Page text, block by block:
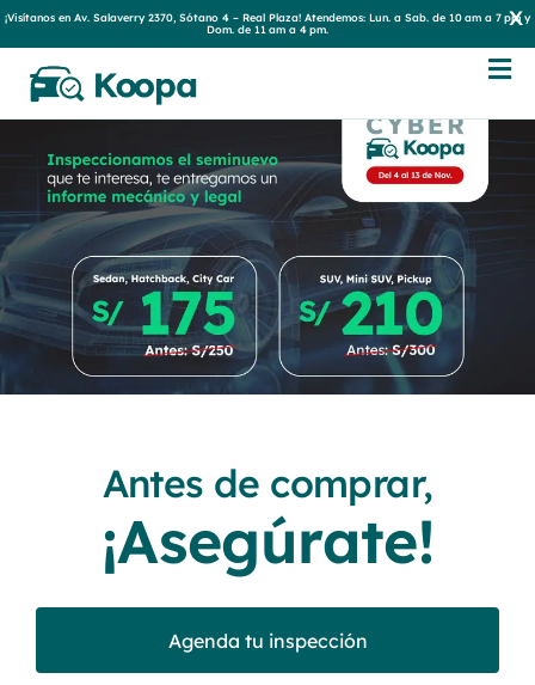
¡Visítanos en Av. Salaverry 2370, Sótano 4 – Real Plaza! Atendemos: Lun. a Sab. de 10 am a 7 pm y
Dom. de 11 am a 4 pm.
x
Antes de comprar,
¡Asegúrate!
Agenda tu inspección